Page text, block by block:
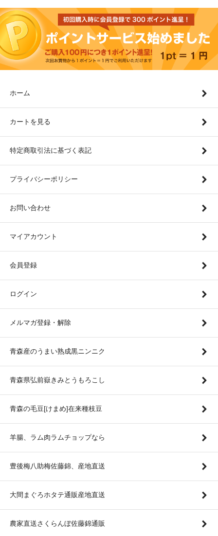
ホーム
カートを見る
特定商取引法に基づく表記
プライバシーポリシー
お問い合わせ
マイアカウント
会員登録
ログイン
メルマガ登録・解除
青森産のうまい熟成黒ニンニク
青森県弘前嶽きみとうもろこし
青森の毛豆[けまめ]在来種枝豆
羊腸、ラム肉ラムチョップなら
豊後梅八助梅佐藤錦、産地直送
大間まぐろホタテ通販産地直送
農家直送さくらんぼ佐藤錦通販